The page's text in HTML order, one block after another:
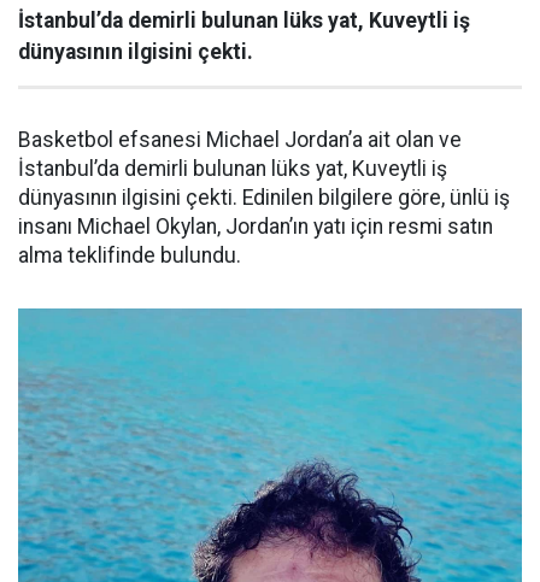
İstanbul’da demirli bulunan lüks yat, Kuveytli iş
dünyasının ilgisini çekti.
Basketbol efsanesi Michael Jordan’a ait olan ve
İstanbul’da demirli bulunan lüks yat, Kuveytli iş
dünyasının ilgisini çekti. Edinilen bilgilere göre, ünlü iş
insanı Michael Okylan, Jordan’ın yatı için resmi satın
alma teklifinde bulundu.